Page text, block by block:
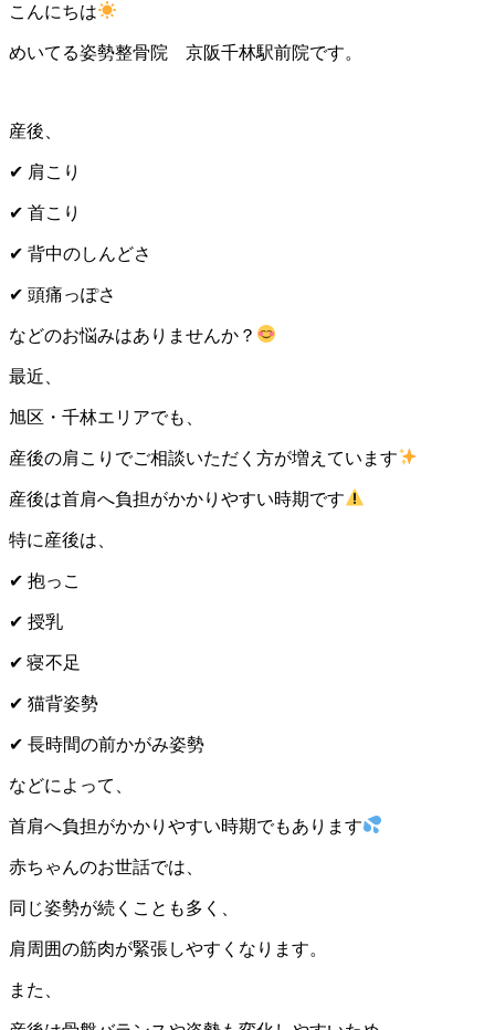
こんにちは
めいてる姿勢整骨院 京阪千林駅前院です。
産後、
✔ 肩こり
✔ 首こり
✔ 背中のしんどさ
✔ 頭痛っぽさ
などのお悩みはありませんか？
最近、
旭区・千林エリアでも、
産後の肩こりでご相談いただく方が増えています
産後は首肩へ負担がかかりやすい時期です
特に産後は、
✔ 抱っこ
✔ 授乳
✔ 寝不足
✔ 猫背姿勢
✔ 長時間の前かがみ姿勢
などによって、
首肩へ負担がかかりやすい時期でもあります
赤ちゃんのお世話では、
同じ姿勢が続くことも多く、
肩周囲の筋肉が緊張しやすくなります。
また、